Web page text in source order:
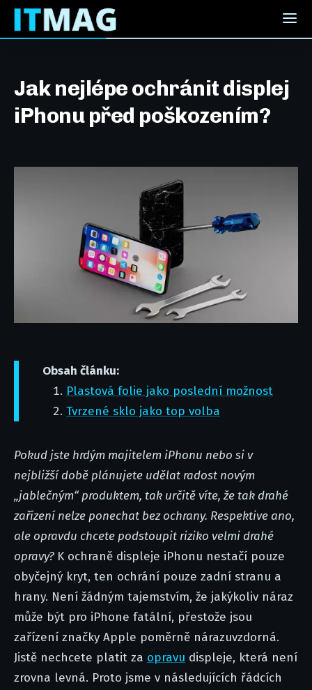
Jak nejlépe ochránit displej
iPhonu před poškozením?
Obsah článku:
Plastová folie jako poslední možnost
Tvrzené sklo jako top volba
Pokud jste hrdým majitelem iPhonu nebo si v
nejbližší době plánujete udělat radost novým
„jablečným“ produktem, tak určitě víte, že tak drahé
zařízení nelze ponechat bez ochrany. Respektive ano,
ale opravdu chcete podstoupit riziko velmi drahé
opravy? K ochraně displeje iPhonu nestačí pouze
obyčejný kryt, ten ochrání pouze zadní stranu a
hrany. Není žádným tajemstvím, že jakýkoliv náraz
může být pro iPhone fatální, přestože jsou
zařízení značky Apple poměrně nárazuvzdorná.
Jistě nechcete platit za opravu displeje, která není
zrovna levná. Proto jsme v následujících řádcích